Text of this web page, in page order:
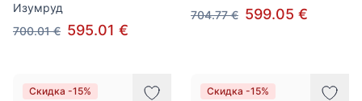
Изумруд
700.01 € 595.01 €
704.77 € 599.05 €
Скидка -15% Скидка -15%